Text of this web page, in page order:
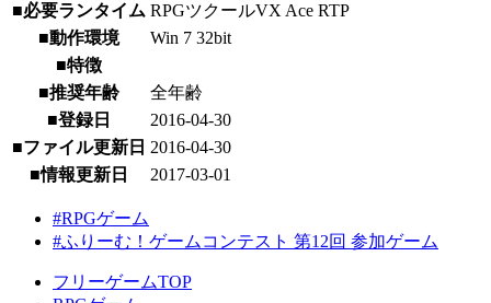
■必要ランタイム RPGツクールVX Ace RTP
■動作環境
Win 7 32bit
■特徴
■推奨年齢
全年齢
■登録日
2016-04-30
■ファイル更新日 2016-04-30
■情報更新日
2017-03-01
#RPGゲーム
#ふりーむ！ゲームコンテスト 第12回 参加ゲーム
フリーゲームTOP